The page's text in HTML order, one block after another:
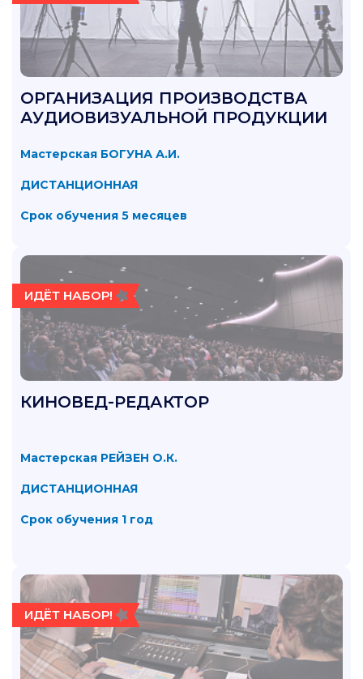
ОРГАНИЗАЦИЯ ПРОИЗВОДСТВА
АУДИОВИЗУАЛЬНОЙ ПРОДУКЦИИ
Мастерская БОГУНА А.И.
ДИСТАНЦИОННАЯ
Срок обучения 5 месяцев
ИДЁТ НАБОР!
КИНОВЕД-РЕДАКТОР
Мастерская РЕЙЗЕН О.К.
ДИСТАНЦИОННАЯ
Срок обучения 1 год
ИДЁТ НАБОР!